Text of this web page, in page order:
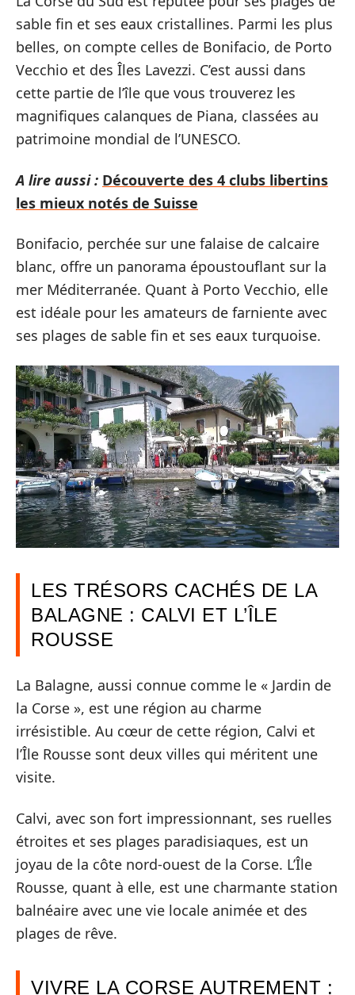
sable fin et ses eaux cristallines. Parmi les plus
belles, on compte celles de Bonifacio, de Porto
Vecchio et des Îles Lavezzi. C’est aussi dans
cette partie de l’île que vous trouverez les
magnifiques calanques de Piana, classées au
patrimoine mondial de l’UNESCO.
A lire aussi : Découverte des 4 clubs libertins
les mieux notés de Suisse
Bonifacio, perchée sur une falaise de calcaire
blanc, offre un panorama époustouflant sur la
mer Méditerranée. Quant à Porto Vecchio, elle
est idéale pour les amateurs de farniente avec
ses plages de sable fin et ses eaux turquoise.
LES TRÉSORS CACHÉS DE LA
BALAGNE : CALVI ET L’ÎLE
ROUSSE
La Balagne, aussi connue comme le « Jardin de
la Corse », est une région au charme
irrésistible. Au cœur de cette région, Calvi et
l’Île Rousse sont deux villes qui méritent une
visite.
Calvi, avec son fort impressionnant, ses ruelles
étroites et ses plages paradisiaques, est un
joyau de la côte nord-ouest de la Corse. L’Île
Rousse, quant à elle, est une charmante station
balnéaire avec une vie locale animée et des
plages de rêve.
VIVRE LA CORSE AUTREMENT :